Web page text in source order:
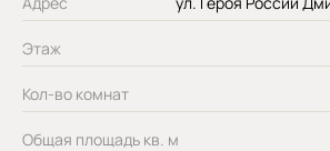
Этаж
Кол-во комнат
Общая площадь кв. м